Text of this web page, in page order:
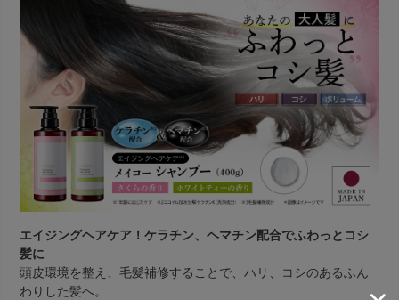
エイジングヘアケア！ケラチン、ヘマチン配合でふわっとコシ
髪に
頭皮環境を整え、毛髪補修することで、ハリ、コシのあるふん
わりした髪へ。